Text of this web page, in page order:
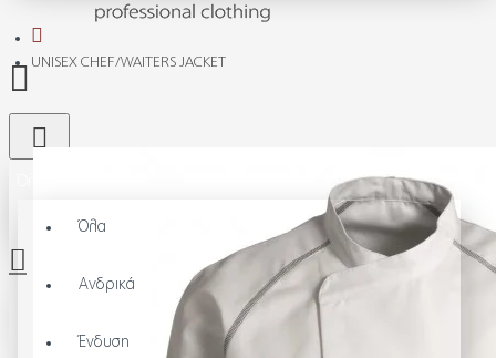
Όλα
Ανδρικά
Ένδυση
Το καλάθι αγορών είναι άδειο!
UNISEX CHEF/WAITERS JACKET